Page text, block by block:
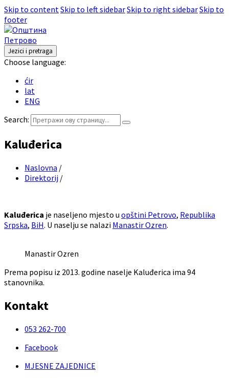
Skip to contentSkip to left sidebarSkip to right sidebarSkip to
footer
Jezici i pretraga
Choose language:
ćir
lat
ENG
Search:
Kaluđerica
Naslovna /
Direktorij /
Kaluđerica je naseljeno mjesto u opštini Petrovo, Republika
Srpska, BiH. U naselju se nalazi Manastir Ozren.
Manastir Ozren
Prema popisu iz 2013. godine naselje Kaluđerica ima 94
stanovnika.
Kontakt
053 262-700
Facebook
MJESNE ZAJEDNICE